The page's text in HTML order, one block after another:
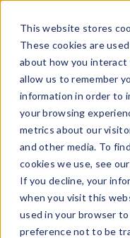
This website stores
These cookies are
about how you
allow us to remember
information in order to
your browsing
metrics about our
and other media. To
cookies we use, see
If you decline, your
when you visit this
used in your browser
preference not to be
21-APR-2026
Hoe kunt
met
te